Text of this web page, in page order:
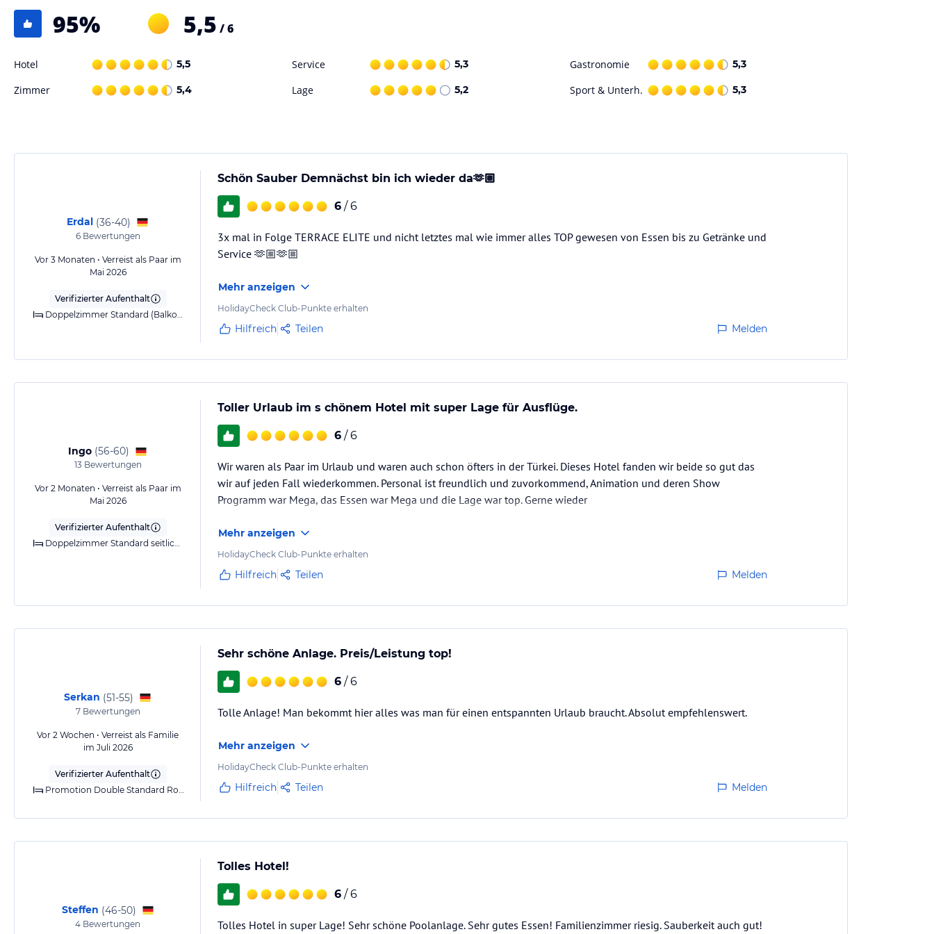
Tretbootverleih, die meist durch Fremdanbieter angeboten werden. Ein Fitnessraum mit verschiedenen
Trainingsmöglichkeiten ist ebenfalls verfügbar.
Hinweis:
Verfasst von HolidayCheck mit Hilfe von KI. Alle Angaben ohne Gewähr. Bitte lies vor der Buchung die
Angebotsdetailsdes jeweiligen Veranstalters.
95% 5,5 / 6
Hotel 5,5 Service 5,3 Gastronomie 5,3
Zimmer 5,4 Lage 5,2 Sport & Unterh. 5,3
Erdal (36-40)
6Bewertungen
Vor 3 Monaten • Verreist als Paar im
Mai 2026
Verifizierter Aufenthalt
Doppelzimmer Standard (Balkon)
Schön Sauber Demnächst bin ich wieder da🫶🏼
6 / 6
3x mal in Folge TERRACE ELITE und nicht letztes mal wie immer alles TOP gewesen von Essen bis zu Getränke und
Service 🫶🏼🫶🏼
Mehr anzeigen
HolidayCheck Club-Punkte erhalten
Hilfreich Teilen Melden
Ingo (56-60)
13Bewertungen
Vor 2 Monaten • Verreist als Paar im
Mai 2026
Verifizierter Aufenthalt
Doppelzimmer Standard seitlichem Meerblick (Balkon)
Toller Urlaub im s chönem Hotel mit super Lage für Ausflüge.
6 / 6
Wir waren als Paar im Urlaub und waren auch schon öfters in der Türkei. Dieses Hotel fanden wir beide so gut das
wir auf jeden Fall wiederkommen. Personal ist freundlich und zuvorkommend, Animation und deren Show
Programm war Mega, das Essen war Mega und die Lage war top. Gerne wieder
Mehr anzeigen
HolidayCheck Club-Punkte erhalten
Hilfreich Teilen Melden
Serkan (51-55)
7Bewertungen
Vor 2 Wochen • Verreist als Familie
im Juli 2026
Verifizierter Aufenthalt
Promotion Double Standard Room
Sehr schöne Anlage. Preis/Leistung top!
6 / 6
Tolle Anlage! Man bekommt hier alles was man für einen entspannten Urlaub braucht. Absolut empfehlenswert.
Mehr anzeigen
HolidayCheck Club-Punkte erhalten
Hilfreich Teilen Melden
Steffen (46-50)
4 Bewertungen
Tolles Hotel!
6 / 6
Tolles Hotel in super Lage! Sehr schöne Poolanlage. Sehr gutes Essen! Familienzimmer riesig. Sauberkeit auch gut!